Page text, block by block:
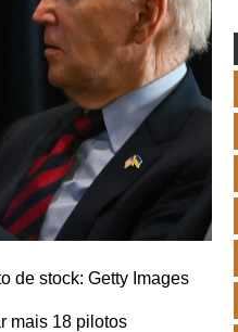
de stock: Getty Images
mais 18 pilotos